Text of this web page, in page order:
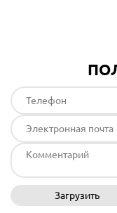
Загрузить